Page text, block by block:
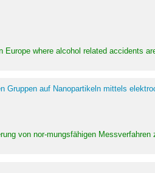
where alcohol related accidents
auf Nanopartikeln mittels
von nor-mungsfähigen